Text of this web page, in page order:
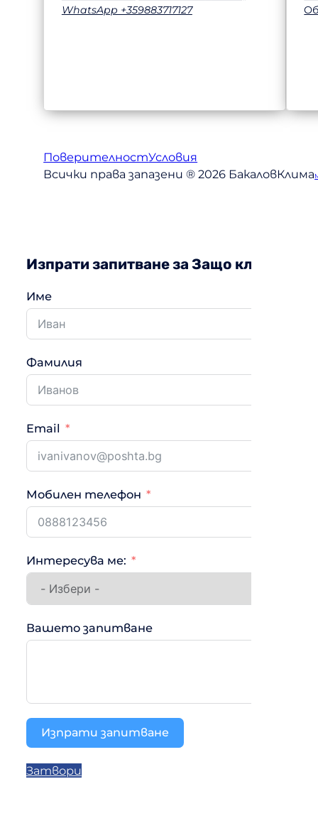
WhatsApp +359883717127
ПоверителностУсловия
Всички права запазени ® 2026 БакаловКлима
Изпрати запитване за Защо
Име
Фамилия
Email
Мобилен телефон
Интересува ме:
Вашето запитване
Изпрати запитване
Затвори